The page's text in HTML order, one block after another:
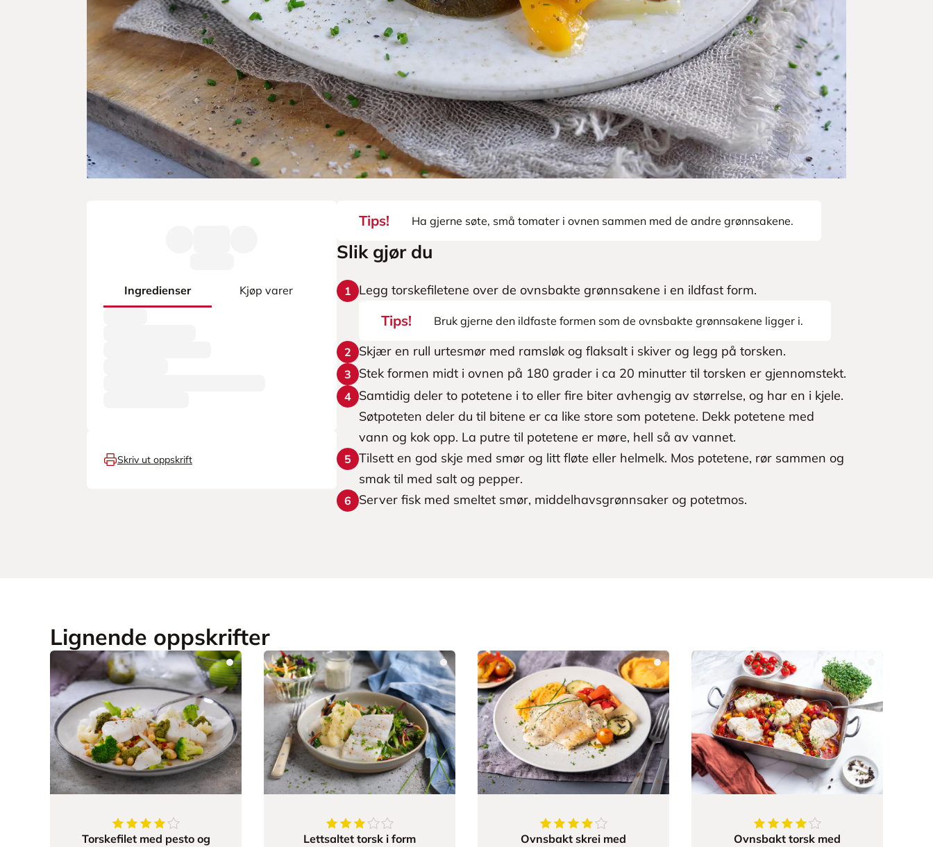
Ingredienser Kjøp varer
Skriv ut oppskrift
Tips! Ha gjerne søte, små tomater i ovnen sammen med de andre grønnsakene.
Slik gjør du
1 Legg torskefiletene over de ovnsbakte grønnsakene i en ildfast form.
Tips! Bruk gjerne den ildfaste formen som de ovnsbakte grønnsakene ligger i.
2 Skjær en rull urtesmør med ramsløk og flaksalt i skiver og legg på torsken.
3 Stek formen midt i ovnen på 180 grader i ca 20 minutter til torsken er gjennomstekt.
4 Samtidig deler to potetene i to eller fire biter avhengig av størrelse, og har en i kjele.
Søtpoteten deler du til bitene er ca like store som potetene. Dekk potetene med
vann og kok opp. La putre til potetene er møre, hell så av vannet.
5 Tilsett en god skje med smør og litt fløte eller helmelk. Mos potetene, rør sammen og
smak til med salt og pepper.
6 Server fisk med smeltet smør, middelhavsgrønnsaker og potetmos.
Lignende oppskrifter
4.6av5 stjerner
Torskefilet med pesto og
3.888888888888889
Lettsaltet torsk i form
4.111111111111111
Ovnsbakt skrei med
4.653846153846154
Ovnsbakt torsk med